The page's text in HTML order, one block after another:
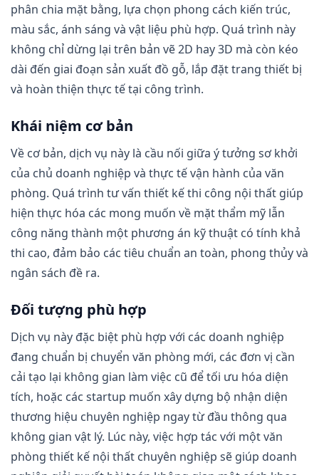
phân chia mặt bằng, lựa chọn phong cách kiến trúc,
màu sắc, ánh sáng và vật liệu phù hợp. Quá trình này
không chỉ dừng lại trên bản vẽ 2D hay 3D mà còn kéo
dài đến giai đoạn sản xuất đồ gỗ, lắp đặt trang thiết bị
và hoàn thiện thực tế tại công trình.
Khái niệm cơ bản
Về cơ bản, dịch vụ này là cầu nối giữa ý tưởng sơ khởi
của chủ doanh nghiệp và thực tế vận hành của văn
phòng. Quá trình tư vấn thiết kế thi công nội thất giúp
hiện thực hóa các mong muốn về mặt thẩm mỹ lẫn
công năng thành một phương án kỹ thuật có tính khả
thi cao, đảm bảo các tiêu chuẩn an toàn, phong thủy và
ngân sách đề ra.
Đối tượng phù hợp
Dịch vụ này đặc biệt phù hợp với các doanh nghiệp
đang chuẩn bị chuyển văn phòng mới, các đơn vị cần
cải tạo lại không gian làm việc cũ để tối ưu hóa diện
tích, hoặc các startup muốn xây dựng bộ nhận diện
thương hiệu chuyên nghiệp ngay từ đầu thông qua
không gian vật lý. Lúc này, việc hợp tác với một văn
phòng thiết kế nội thất chuyên nghiệp sẽ giúp doanh